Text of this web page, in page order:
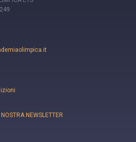
NEWSLETTER